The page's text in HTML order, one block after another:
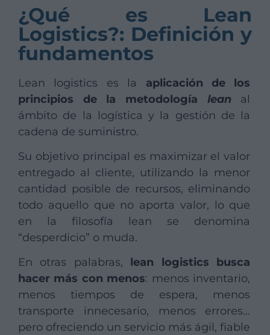
¿Qué es Lean
Logistics?: Definición y
fundamentos
Lean logistics es la aplicación de los
principios de la metodología lean
al
ámbito de la logística y la gestión de la
cadena de suministro.
Su objetivo principal es maximizar el valor
entregado al cliente, utilizando la menor
cantidad posible de recursos, eliminando
todo aquello que no aporta valor, lo que
en la filosofía lean se denomina
“desperdicio” o muda.
En otras palabras, lean logistics busca
hacer más con menos: menos inventario,
menos tiempos de espera, menos
transporte innecesario, menos errores…
pero ofreciendo un servicio más ágil, fiable